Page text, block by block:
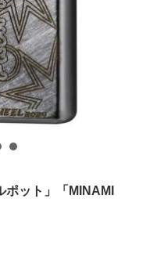
ポット」「MINAMI